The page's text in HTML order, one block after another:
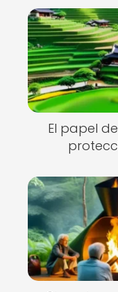
El papel